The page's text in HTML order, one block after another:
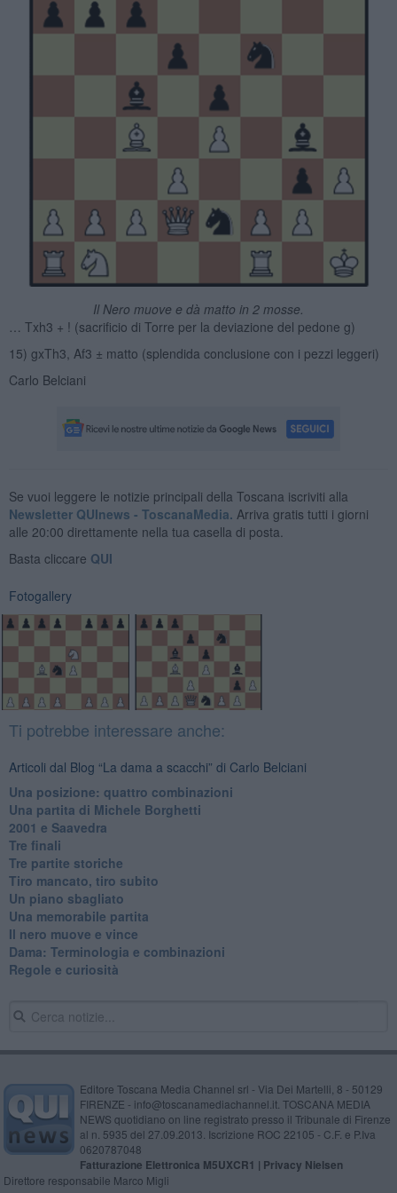
Il Nero muove e dà matto in 2 mosse.
… Txh3 + ! (sacrificio di Torre per la deviazione del pedone g)
15) gxTh3, Af3 ± matto (splendida conclusione con i pezzi leggeri)
Carlo Belciani
Se vuoi leggere le notizie principali della Toscana iscriviti alla
Newsletter QUInews - ToscanaMedia. Arriva gratis tutti i giorni
alle 20:00 direttamente nella tua casella di posta.
Basta cliccare QUI
Fotogallery
Ti potrebbe interessare anche:
Articoli dal Blog “La dama a scacchi” di Carlo Belciani
Una posizione: quattro combinazioni
​Una partita di Michele Borghetti
2001 e Saavedra
Tre finali
Tre partite storiche
Tiro mancato, tiro subito
Un piano sbagliato
Una memorabile partita
Il nero muove e vince
​Dama: Terminologia e combinazioni
Regole e curiosità
Editore Toscana Media Channel srl - Via Dei Martelli, 8 - 50129
FIRENZE - info@toscanamediachannel.it. TOSCANA MEDIA
NEWS quotidiano on line registrato presso il Tribunale di Firenze
al n. 5935 del 27.09.2013. Iscrizione ROC 22105 - C.F. e P.Iva
0620787048
Fatturazione Elettronica M5UXCR1 | Privacy Nielsen
Direttore responsabile Marco Migli